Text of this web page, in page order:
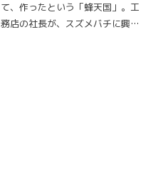
て、作ったという「蜂天国」。工
務店の社長が、スズメバチに興味